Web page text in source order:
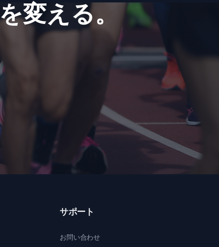
変える。
サポート
お問い合わせ